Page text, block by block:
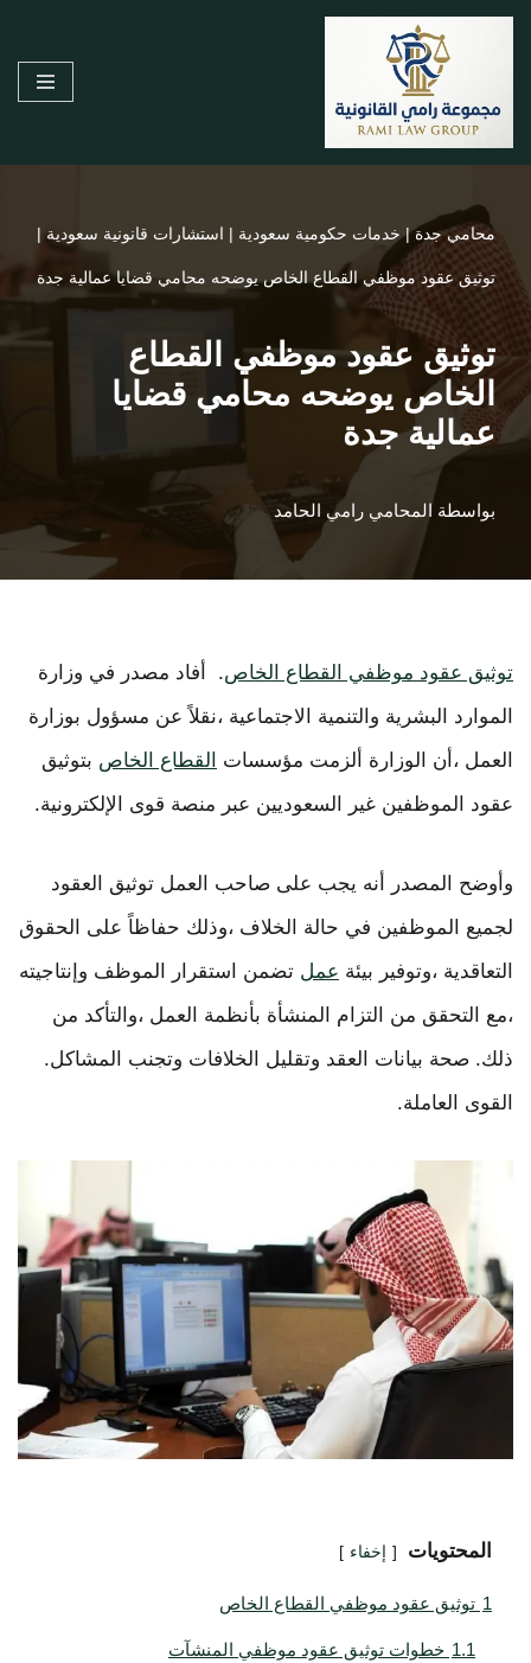
إلى
المحتوى
محامي جدة|خدمات حكومية سعودية | استشارات قانونية سعودية |
توثيق عقود موظفي القطاع الخاص يوضحه محامي قضايا عمالية جدة
توثيق عقود موظفي القطاع
الخاص يوضحه محامي قضايا
عمالية جدة
بواسطة المحامي رامي الحامد
توثيق عقود موظفي القطاع الخاص. أفاد مصدر في وزارة
الموارد البشرية والتنمية الاجتماعية ،نقلاً عن مسؤول بوزارة
العمل ،أن الوزارة ألزمت مؤسسات
القطاع الخاص بتوثيق
عقود الموظفين غير السعوديين عبر منصة قوى الإلكترونية.
وأوضح المصدر أنه يجب على صاحب العمل توثيق العقود
لجميع الموظفين في حالة الخلاف ،وذلك حفاظاً على الحقوق
التعاقدية ،وتوفير بيئة عمل تضمن استقرار الموظف وإنتاجيته
،مع التحقق من التزام المنشأة بأنظمة العمل ،والتأكد من
ذلك. صحة بيانات العقد وتقليل الخلافات وتجنب المشاكل.
القوى العاملة.
المحتويات إخفاء
1 توثيق عقود موظفي القطاع الخاص
1.1 خطوات توثيق عقود موظفي المنشآت